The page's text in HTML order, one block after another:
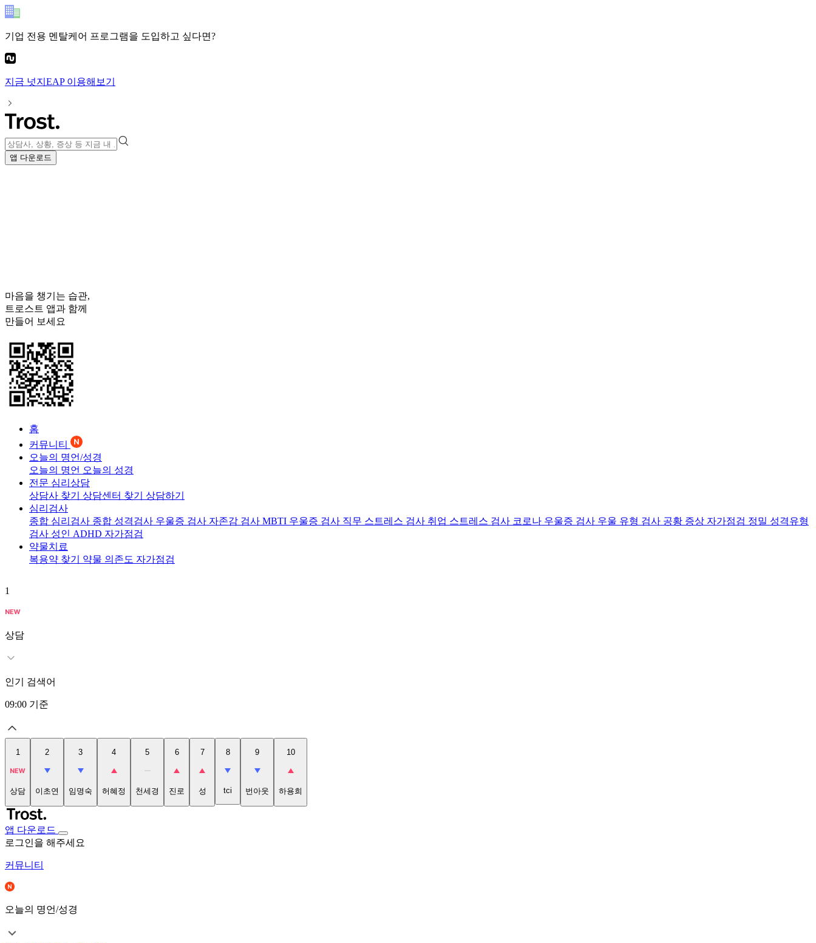
기업 전용 멘탈케어 프로그램을 도입하고 싶다면?
지금 넛지EAP이용해보기
앱 다운로드
마음을 챙기는 습관,
트로스트 앱과 함께
만들어 보세요
홈
커뮤니티
오늘의 명언/성경
오늘의 명언 오늘의 성경
전문 심리상담
상담사 찾기 상담센터 찾기 상담하기
심리검사
종합 심리검사 종합 성격검사 우울증 검사 자존감 검사 MBTI 우울증 검사 직무 스트레스 검사 취업 스트레스 검사 코로나 우울증 검사 우울 유형 검사 공황 증상 자가점검 정밀 성격유형
검사 성인 ADHD 자가점검
약물치료
복용약 찾기 약물 의존도 자가점검
1
상담
인기 검색어
09:00 기준
1
상담
2
이초연
3
임명숙
4
허혜정
5
천세경
6
진로
7
성
8
tci
9
번아웃
10
하용희
앱 다운로드
로그인을 해주세요
커뮤니티
오늘의 명언/성경